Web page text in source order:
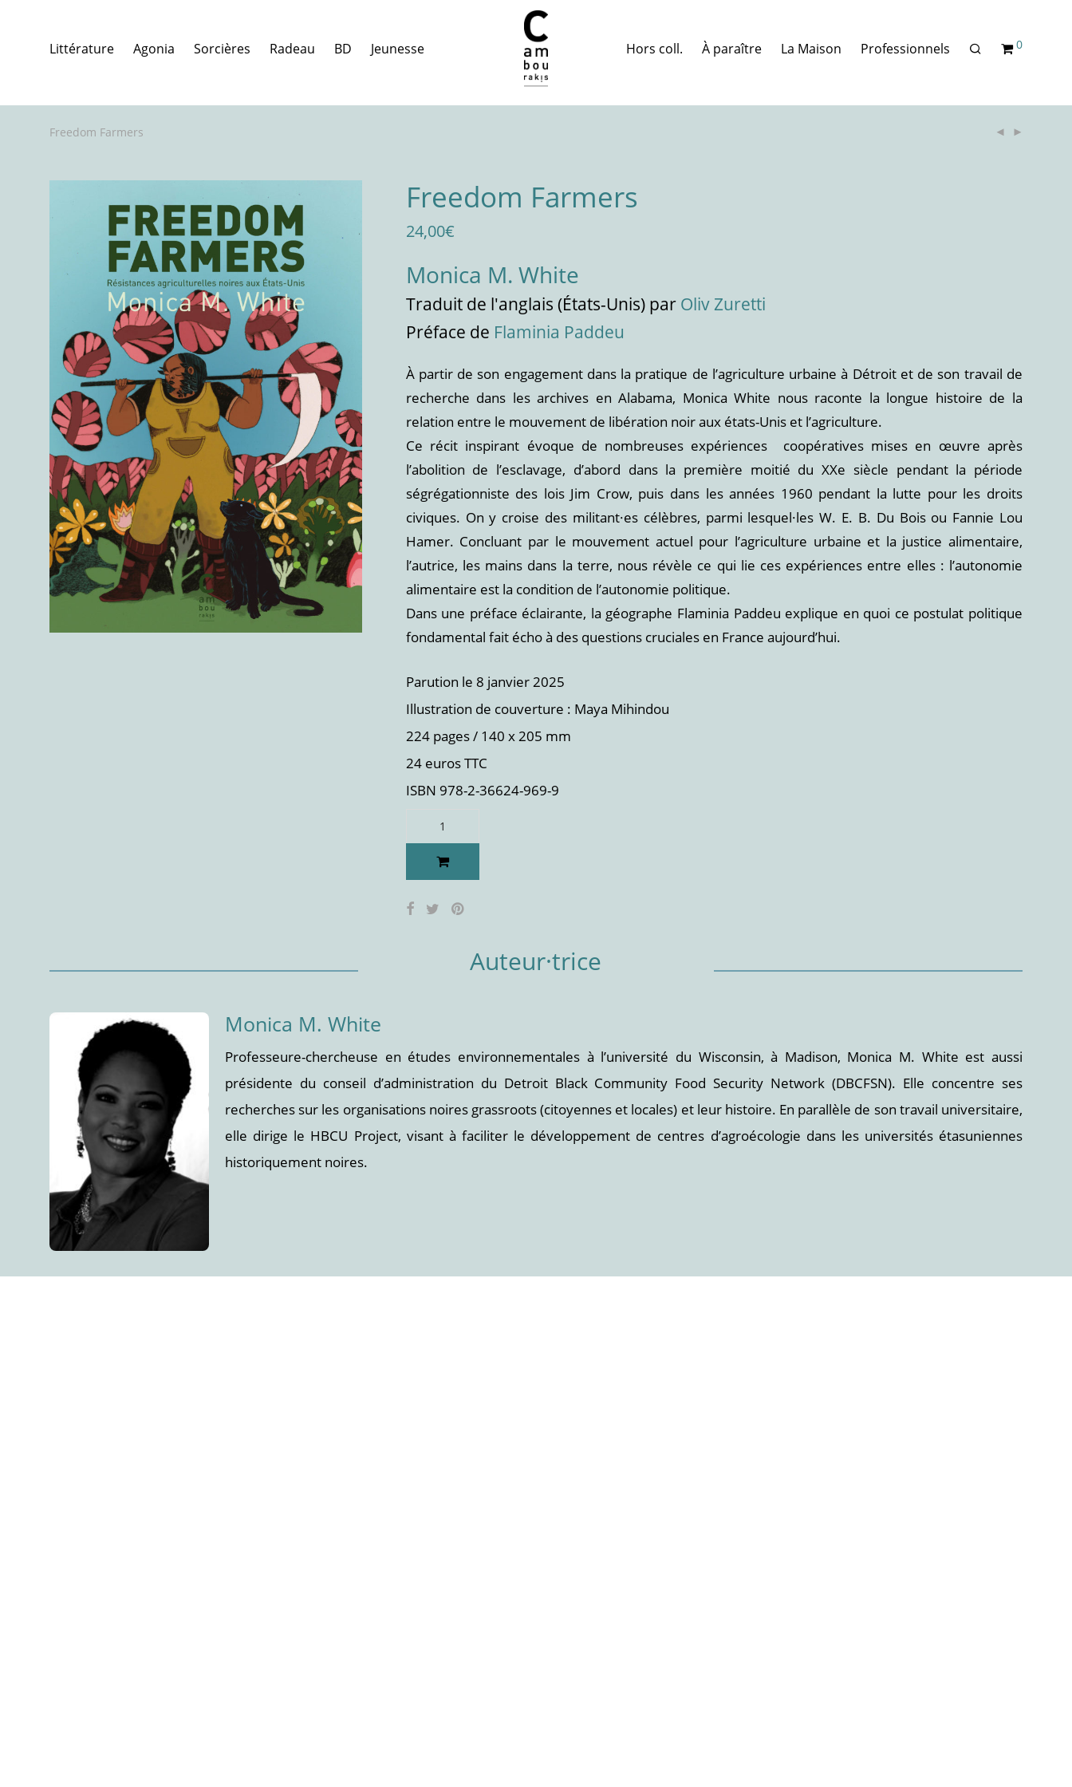
Littérature Agonia Sorcières Radeau BD Jeunesse Hors coll. À paraître La Maison Professionnels 0
Freedom Farmers
Freedom Farmers
24,00€
Monica M. White
Traduit de l'anglais (États-Unis) par Oliv Zuretti
Préface de Flaminia Paddeu
À partir de son engagement dans la pratique de l’agriculture urbaine à Détroit et de son travail de
recherche dans les archives en Alabama, Monica White nous raconte la longue histoire de la
relation entre le mouvement de libération noir aux états-Unis et l’agriculture.
Ce récit inspirant évoque de nombreuses expériences coopératives mises en œuvre après
l’abolition de l’esclavage, d’abord dans la première moitié du XXe siècle pendant la période
ségrégationniste des lois Jim Crow, puis dans les années 1960 pendant la lutte pour les droits
civiques. On y croise des militant·es célèbres, parmi lesquel·les W. E. B. Du Bois ou Fannie Lou
Hamer. Concluant par le mouvement actuel pour l’agriculture urbaine et la justice alimentaire,
l’autrice, les mains dans la terre, nous révèle ce qui lie ces expériences entre elles : l’autonomie
alimentaire est la condition de l’autonomie politique.
Dans une préface éclairante, la géographe Flaminia Paddeu explique en quoi ce postulat politique
fondamental fait écho à des questions cruciales en France aujourd’hui.
Parution le 8 janvier 2025
Illustration de couverture : Maya Mihindou
224 pages / 140 x 205 mm
24 euros TTC
ISBN 978-2-36624-969-9
Auteur·trice
Monica M. White
Professeure-chercheuse en études environnementales à l’université du Wisconsin, à Madison, Monica M. White est aussi
présidente du conseil d’administration du Detroit Black Community Food Security Network (DBCFSN). Elle concentre ses
recherches sur les organisations noires grassroots (citoyennes et locales) et leur histoire. En parallèle de son travail universitaire,
elle dirige le HBCU Project, visant à faciliter le développement de centres d’agroécologie dans les universités étasuniennes
historiquement noires.